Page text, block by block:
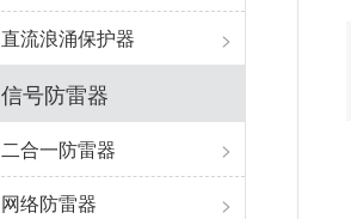
直流浪涌保护器 >
信号防雷器
二合一防雷器
>
网络防雷器
>